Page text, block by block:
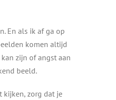
En als ik af ga op
komen altijd
zijn of angst aan
beeld.
kijken, zorg dat je